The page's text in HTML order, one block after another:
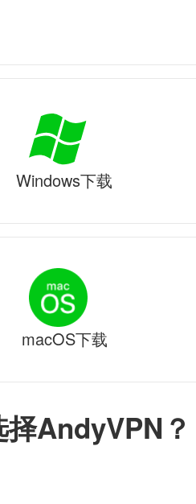
AndyVPN？
Windows下载
macOS下载